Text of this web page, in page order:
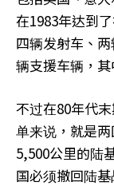
在1983年达到
四辆发射车、
辆支援车辆，
不过在80年代
单来说，就是
5,500公里的陆
国必须撤回陆